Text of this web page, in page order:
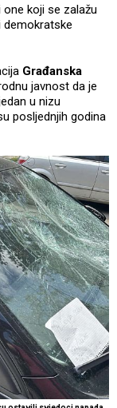
koji se zalažu
demokratske
Građanska
javnost da je
u nizu
posljednjih godina